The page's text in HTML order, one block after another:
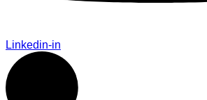
Linkedin-in